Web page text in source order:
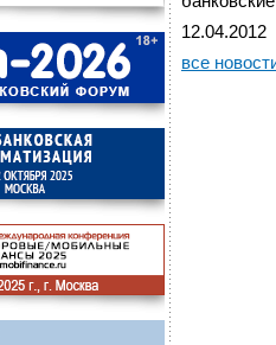
12.04.2012
все